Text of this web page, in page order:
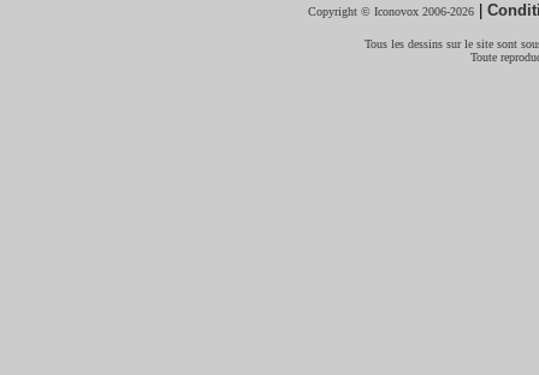
Copyright © Iconovox 2006-2026 |
Tous les dessins sur le site sont
Toute